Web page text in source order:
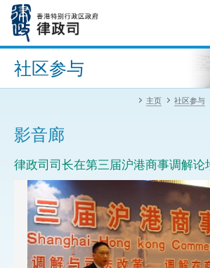
内
进阶搜寻
社区参与
主页 社区参与
影音廊
律政司司长在第三届沪港商事调解论